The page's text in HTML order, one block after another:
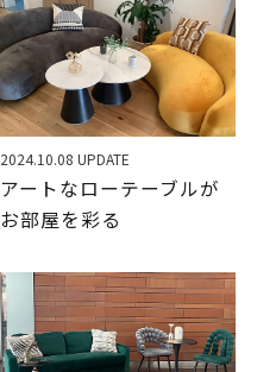
2024.10.08 UPDATE
アートなローテーブルが
お部屋を彩る